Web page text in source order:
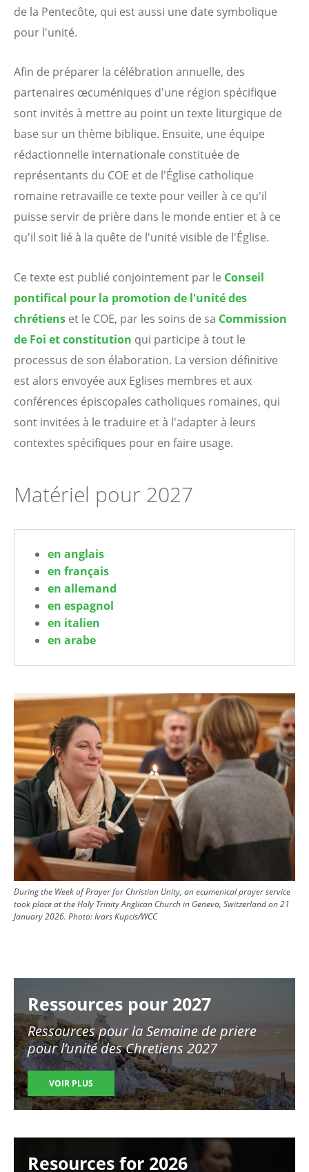
de la Pentecôte, qui est aussi une date symbolique
pour l'unité.
Afin de préparer la célébration annuelle, des
partenaires œcuméniques d'une région spécifique
sont invités à mettre au point un texte liturgique de
base sur un thème biblique. Ensuite, une équipe
rédactionnelle internationale constituée de
représentants du COE et de l'Église catholique
romaine retravaille ce texte pour veiller à ce qu'il
puisse servir de prière dans le monde entier et à ce
qu'il soit lié à la quête de l'unité visible de l'Église.
Ce texte est publié conjointement par le Conseil
pontifical pour la promotion de l'unité des
chrétiens et le COE, par les soins de sa Commission
de Foi et constitution qui participe à tout le
processus de son élaboration. La version définitive
est alors envoyée aux Eglises membres et aux
conférences épiscopales catholiques romaines, qui
sont invitées à le traduire et à l'adapter à leurs
contextes spécifiques pour en faire usage.
Matériel pour 2027
en anglais
en français
en allemand
en espagnol
en italien
en arabe
Image
During the Week of Prayer for Christian Unity, an ecumenical prayer service
took place at the Holy Trinity Anglican Church in Geneva, Switzerland on 21
January 2026. Photo:Ivars Kupcis/WCC
Ressources pour 2027
Ressources pour la Semaine de priere
pour l’unité des Chretiens 2027
VOIR PLUS
Resources for 2026